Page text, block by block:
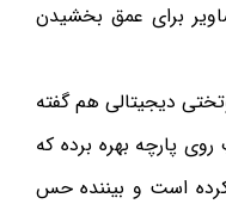
برای عمق بخشیدن
دیجیتالی هم گفته
پارچه بهره برده که
است و بیننده حس